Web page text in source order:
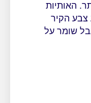
האותיות
צבע הקיר
שומר על